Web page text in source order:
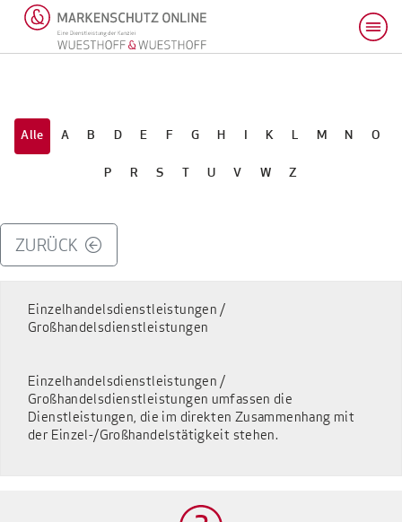
Alle A B D E F G H I K L M N O
P R S T U V W Z
ZURÜCK
Einzelhandelsdienstleistungen /
Großhandelsdienstleistungen
Einzelhandelsdienstleistungen /
Großhandelsdienstleistungen umfassen die
Dienstleistungen, die im direkten Zusammenhang mit
der Einzel-/Großhandelstätigkeit stehen.